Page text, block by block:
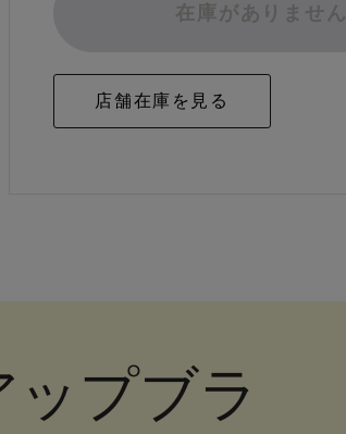
在庫がありません
プブラ